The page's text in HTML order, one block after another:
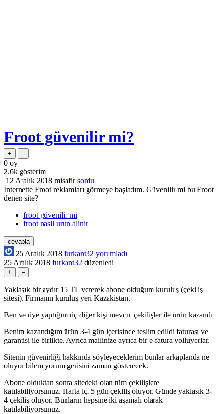
Froot güvenilir mi?
0 oy
2.6k gösterim
12 Aralık 2018 misafir sordu
İnternette Froot reklamları görmeye başladım. Güvenilir mi bu Froot
denen site?
froot güvenilir mi
froot nasil urun alinir
25 Aralık 2018 furkant32 yorumladı
25 Aralık 2018 furkant32 düzenledi
Yaklaşık bir aydır 15 TL vererek abone olduğum kuruluş (çekiliş
sitesi). Firmanın kuruluş yeri Kazakistan.
Ben ve üye yaptığım üç diğer kişi mevcut çekilişler ile ürün kazandı.
Benim kazandığım ürün 3-4 gün içerisinde teslim edildi faturası ve
garantisi ile birlikte. Ayrıca mailinize ayrıca bir e-fatura yolluyorlar.
Sitenin güvenirliği hakkında söyleyeceklerim bunlar arkaplanda ne
oluyor bilemiyorum gerisini zaman gösterecek.
Abone olduktan sonra sitedeki olan tüm çekilişlere
katılabiliyorsunuz. Hafta içi 5 gün çekiliş oluyor. Günde yaklaşık 3-
4 çekiliş oluyor. Bunların hepsine iki aşamalı olarak
katılabiliyorsunuz.